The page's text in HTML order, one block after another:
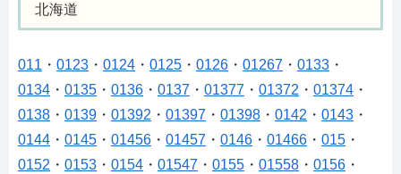
北海道
011 ・ 0123 ・ 0124 ・ 0125 ・ 0126 ・ 01267 ・ 0133 ・
0134 ・ 0135 ・ 0136 ・ 0137 ・ 01377 ・ 01372 ・ 01374 ・
0138 ・ 0139 ・ 01392 ・ 01397 ・ 01398 ・ 0142 ・ 0143 ・
0144 ・ 0145 ・ 01456 ・ 01457 ・ 0146 ・ 01466 ・ 015 ・
0152 ・ 0153 ・ 0154 ・ 01547 ・ 0155 ・ 01558 ・ 0156 ・